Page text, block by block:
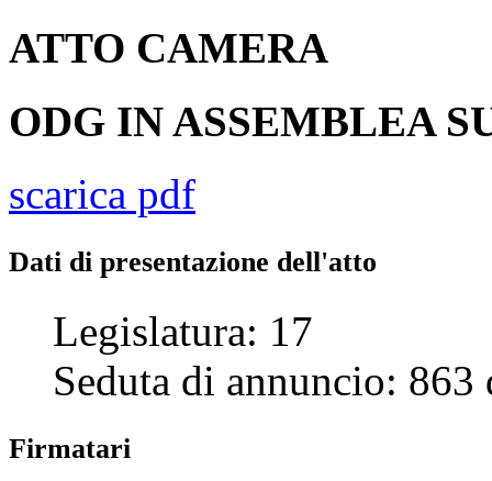
ATTO CAMERA
ODG IN ASSEMBLEA
scarica pdf
Dati di presentazione dell'atto
Legislatura: 17
Seduta di annuncio: 863
Firmatari